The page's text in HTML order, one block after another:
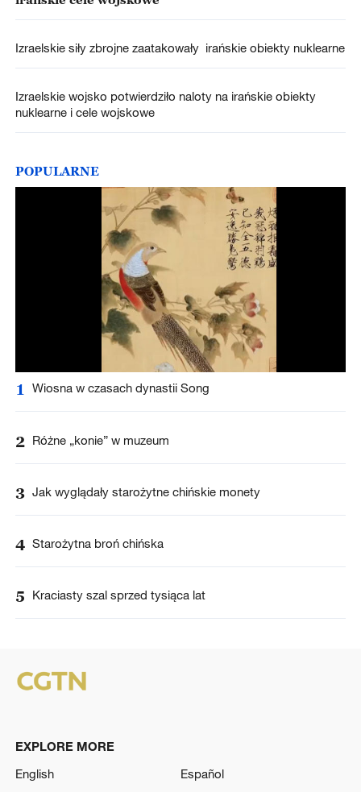
Izraelskie siły zbrojne zaatakowały irańskie obiekty nuklearne
Izraelskie wojsko potwierdziło naloty na irańskie obiekty
nuklearne i cele wojskowe
POPULARNE
1 Wiosna w czasach dynastii Song
2 Różne „konie” w muzeum
3 Jak wyglądały starożytne chińskie monety
4 Starożytna broń chińska
5 Kraciasty szal sprzed tysiąca lat
EXPLORE MORE
English
Español